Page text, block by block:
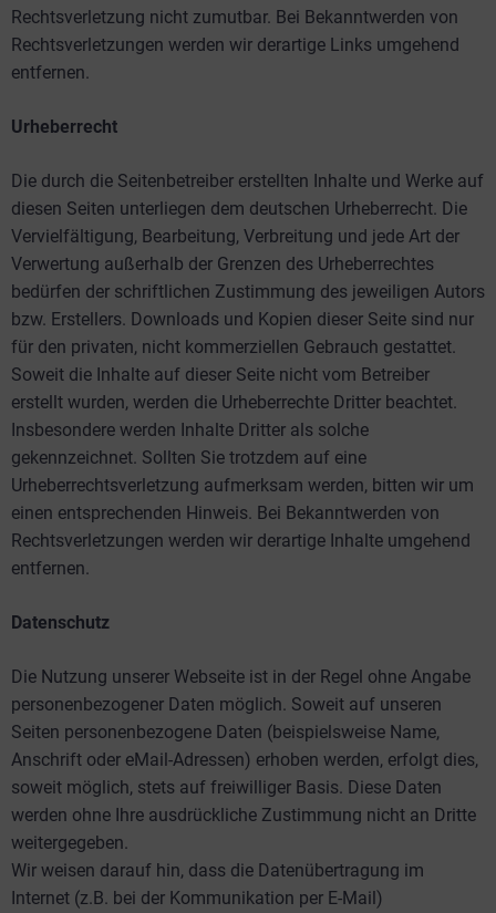
Rechtsverletzung nicht zumutbar. Bei Bekanntwerden von
Rechtsverletzungen werden wir derartige Links umgehend
entfernen.
Urheberrecht
Die durch die Seitenbetreiber erstellten Inhalte und Werke auf
diesen Seiten unterliegen dem deutschen Urheberrecht. Die
Vervielfältigung, Bearbeitung, Verbreitung und jede Art der
Verwertung außerhalb der Grenzen des Urheberrechtes
bedürfen der schriftlichen Zustimmung des jeweiligen Autors
bzw. Erstellers. Downloads und Kopien dieser Seite sind nur
für den privaten, nicht kommerziellen Gebrauch gestattet.
Soweit die Inhalte auf dieser Seite nicht vom Betreiber
erstellt wurden, werden die Urheberrechte Dritter beachtet.
Insbesondere werden Inhalte Dritter als solche
gekennzeichnet. Sollten Sie trotzdem auf eine
Urheberrechtsverletzung aufmerksam werden, bitten wir um
einen entsprechenden Hinweis. Bei Bekanntwerden von
Rechtsverletzungen werden wir derartige Inhalte umgehend
entfernen.
Datenschutz
Die Nutzung unserer Webseite ist in der Regel ohne Angabe
personenbezogener Daten möglich. Soweit auf unseren
Seiten personenbezogene Daten (beispielsweise Name,
Anschrift oder eMail-Adressen) erhoben werden, erfolgt dies,
soweit möglich, stets auf freiwilliger Basis. Diese Daten
werden ohne Ihre ausdrückliche Zustimmung nicht an Dritte
weitergegeben.
Wir weisen darauf hin, dass die Datenübertragung im
Internet (z.B. bei der Kommunikation per E-Mail)